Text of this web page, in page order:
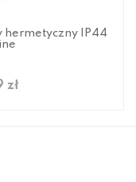
hermetyczny IP44
zł